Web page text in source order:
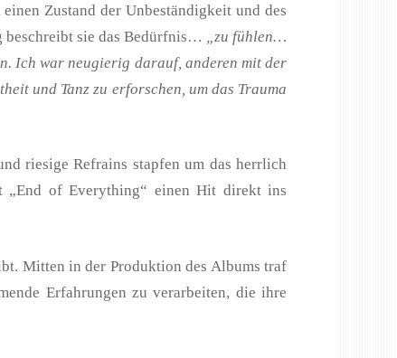
Zustand der Unbeständigkeit und des
beschreibt sie das Bedürfnis… „zu fühlen…
Ich war neugierig darauf, anderen mit der
und Tanz zu erforschen, um das Trauma
riesige Refrains stapfen um das herrlich
„End of Everything“ einen Hit direkt ins
Mitten in der Produktion des Albums traf
Erfahrungen zu verarbeiten, die ihre